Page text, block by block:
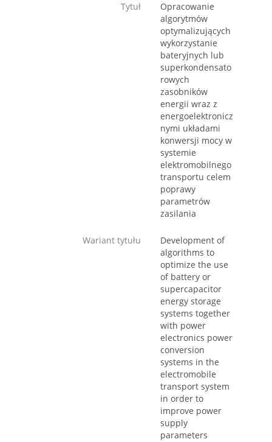
Tytuł
Opracowanie
algorytmów
optymalizujących
wykorzystanie
bateryjnych lub
superkondensato
rowych
zasobników
energii wraz z
energoelektronicz
nymi układami
konwersji mocy w
systemie
elektromobilnego
transportu celem
poprawy
parametrów
zasilania
Wariant tytułu
Development of
algorithms to
optimize the use
of battery or
supercapacitor
energy storage
systems together
with power
electronics power
conversion
systems in the
electromobile
transport system
in order to
improve power
supply
parameters